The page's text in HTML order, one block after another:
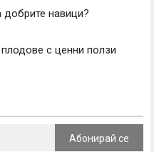
навици?
с ценни ползи
Абонирай се